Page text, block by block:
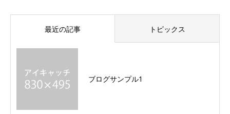
最近の記事 トピックス
ブログサンプル1